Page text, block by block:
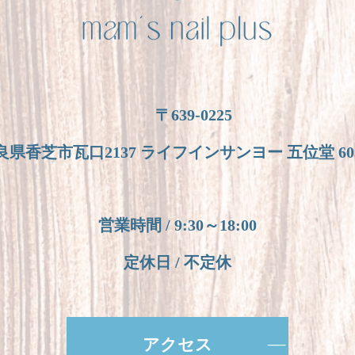
〒639-0225
県香芝市瓦口2137 ライフインサンヨー 五位堂
営業時間 / 9:30～18:00
定休日 / 不定休
アクセス